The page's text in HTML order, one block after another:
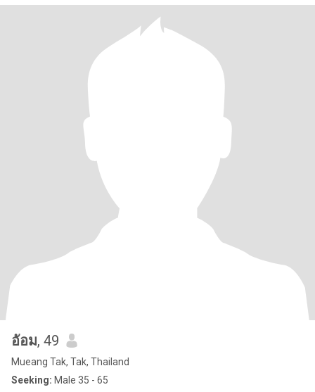
อัอม, 49
Mueang Tak, Tak, Thailand
Seeking: Male 35 - 65